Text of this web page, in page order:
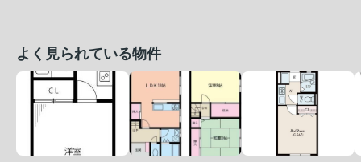
よく見られている物件